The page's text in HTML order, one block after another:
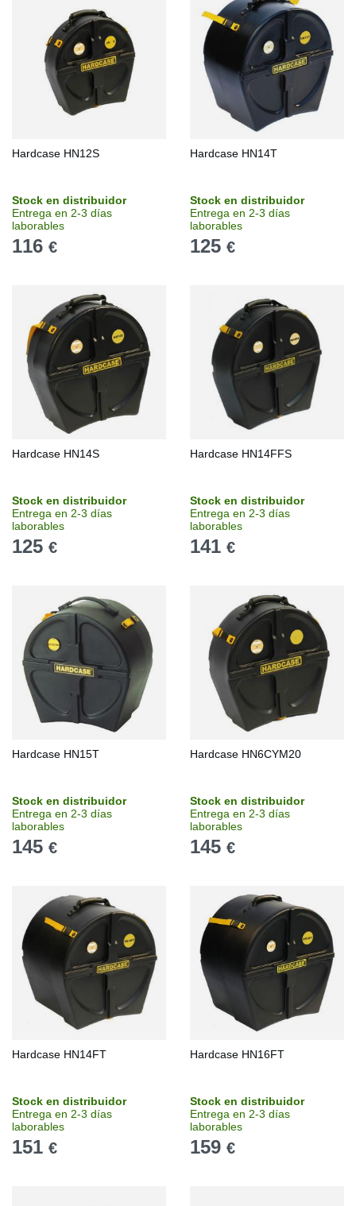
Hardcase HN12S
Stock en distribuidor
Entrega en 2-3 días
laborables
116 €
Hardcase HN14T
Stock en distribuidor
Entrega en 2-3 días
laborables
125 €
Hardcase HN14S
Stock en distribuidor
Entrega en 2-3 días
laborables
125 €
Hardcase HN14FFS
Stock en distribuidor
Entrega en 2-3 días
laborables
141 €
Hardcase HN15T
Stock en distribuidor
Entrega en 2-3 días
laborables
145 €
Hardcase HN6CYM20
Stock en distribuidor
Entrega en 2-3 días
laborables
145 €
Hardcase HN14FT
Stock en distribuidor
Entrega en 2-3 días
laborables
151 €
Hardcase HN16FT
Stock en distribuidor
Entrega en 2-3 días
laborables
159 €